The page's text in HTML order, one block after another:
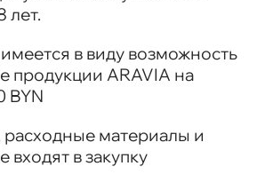
лет.
в виду возможность
продукции ARAVIA на
BYN
расходные материалы и
входят в закупку